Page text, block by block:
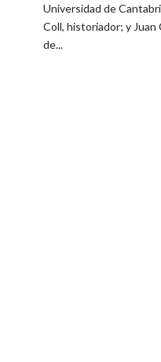
Universidad de
Coll, historiador; y Juan
de...